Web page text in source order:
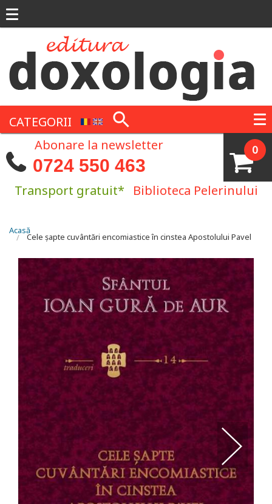
CATEGORII
0
Abonare la newsletter
0724 550 463
Transport gratuit* Biblioteca Pelerinului
Eşti aici
Acasă
Cele șapte cuvântări encomiastice în cinstea Apostolului Pavel